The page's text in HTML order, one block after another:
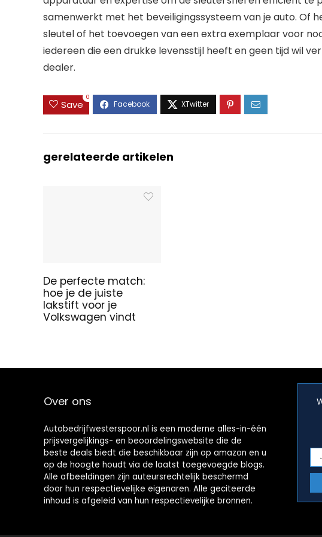
samenwerkt met het beveiligingssysteem van je auto. Of
sleutel of het toevoegen van een extra exemplaar voor
iedereen die een drukke levensstijl heeft en geen tijd wil
dealer.
Save
0
gerelateerde artikelen
De perfecte match:
hoe je de juiste
lakstift voor je
Volkswagen vindt
Over ons
Autobedrijfwesterspoor.nl is een moderne alles-in-één
prijsvergelijkings- en beoordelingswebsite die de
beste deals biedt die beschikbaar zijn op amazon en u
op de hoogte houdt via de laatst toegevoegde blogs.
Alle afbeeldingen zijn auteursrechtelijk beschermd
door hun respectievelijke eigenaren. Alle geciteerde
inhoud is afgeleid van hun respectievelijke bronnen.